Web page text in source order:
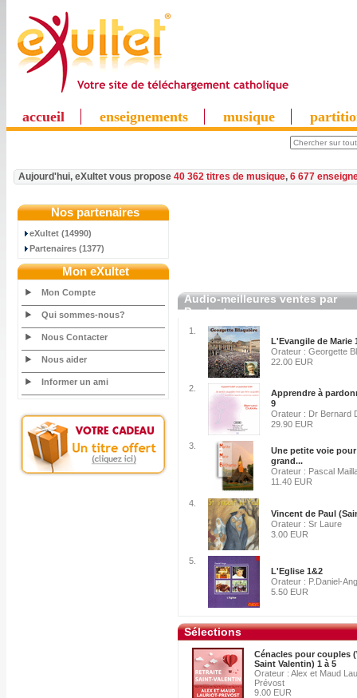
accueil enseignements musique
Aujourd'hui, eXultet vous propose 40 362 titres de musique, 6 677
Nos partenaires
eXultet (14990)
Partenaires (1377)
Mon eXultet
Mon Compte
Qui sommes-nous?
Nous Contacter
Nous aider
Informer un ami
Audio-meilleures ventes par
Producteur
1.
L'Evangile de Marie
Orateur : Georgette
22.00 EUR
2.
Apprendre à
9
Orateur : Dr Bernard
29.90 EUR
3.
Une petite voie
grand...
Orateur : Pascal
11.40 EUR
4.
Vincent de Paul
Orateur : Sr Laure
3.00 EUR
5.
L'Eglise 1&2
Orateur : P.Daniel-
5.50 EUR
Sélections
Cénacles pour couples
Saint Valentin) 1 à 5
Orateur : Alex et Maud
Prévost
9.00 EUR